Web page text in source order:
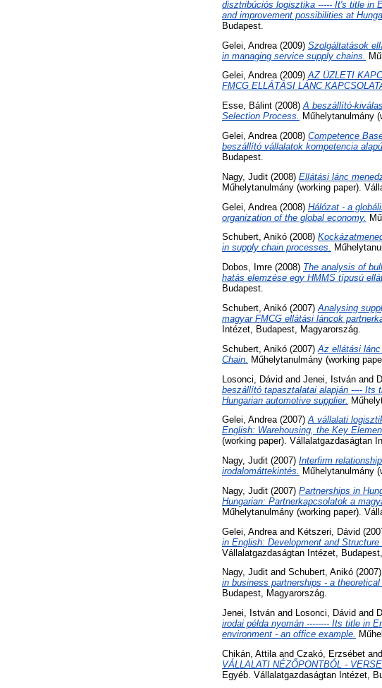
disztribúciós logisztika ----- It's title in
and improvement possibilities at
Budapest.
Gelei, Andrea (2009) Szolgáltatások
in managing service supply chains.
Gelei, Andrea(2009)AZ ÜZLETI
FMCG ELLÁTÁSI LÁNC
Esse, Bálint (2008)A beszállító-
Selection Process. Műhelytanulmány
Gelei, Andrea (2008) Competence
beszállító vállalatok kompetencia
Budapest.
Nagy, Judit (2008) Ellátási lánc
Műhelytanulmány (working paper).
Gelei, Andrea (2008) Hálózat - a
organization of the global economy.
Schubert, Anikó (2008)
in supply chain processes.
Dobos, Imre (2008) The analysis of
hatás elemzése egy HMMS típusú
Budapest.
Schubert, Anikó (2007) Analysing
magyar FMCG ellátási láncok
Intézet, Budapest, Magyarország.
Schubert, Anikó (2007) Az ellátási
Chain. Műhelytanulmány (working
Losonci, Dávid and Jenei, István and
beszállító tapasztalatai alapján ---- Its
Hungarian automotive supplier.
Gelei, Andrea(2007)A vállalati
English: Warehousing, the Key
(working paper). Vállalatgazdaságtan
Nagy, Judit (2007) Interfirm
irodalomáttekintés. Műhelytanulmány
Nagy, Judit (2007) Partnerships in
Hungarian: Partnerkapcsolatok a
Műhelytanulmány (working paper).
Gelei, Andrea and Kétszeri, Dávid
in English: Development and
Vállalatgazdaságtan Intézet,
Nagy, Judit and Schubert, Anikó
in business partnerships - a theoretical
Budapest, Magyarország.
Jenei, István and Losonci, Dávid and
irodai példa nyomán -------- Its title in
environment - an office example.
Chikán, Attilaand Czakó, Erzsébet and
VÁLLALATI NÉZŐPONTBÓL -
Egyéb. Vállalatgazdaságtan Intézet,